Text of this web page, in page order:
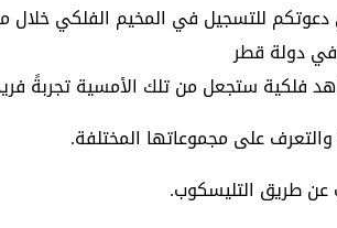
دعوتكم للتسجيل في المخيم الفلكي خلال
في دولة قطر
فلكية ستجعل من تلك الأمسية تجربةً
على مجموعاتها المختلفة.
عن طريق التليسكوب.